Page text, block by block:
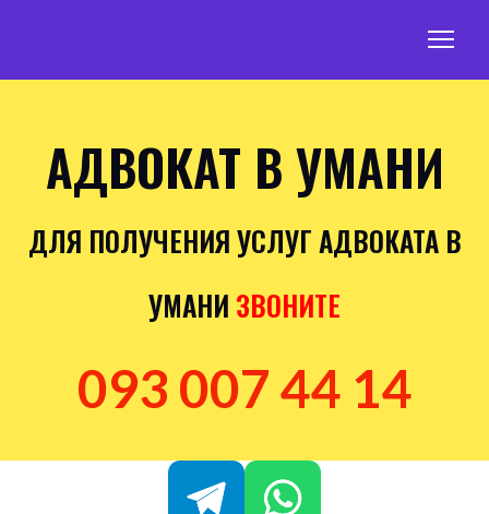
АДВОКАТ В УМАНИ
ДЛЯ ПОЛУЧЕНИЯ УСЛУГ АДВОКАТА В
УМАНИ ЗВОНИТЕ
093 007 44 14